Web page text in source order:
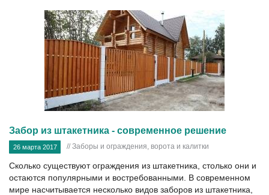
Забор из штакетника - современное решение
26 марта 2017 // Заборы и ограждения, ворота и калитки
Сколько существуют ограждения из штакетника, столько они и
остаются популярными и востребованными. В современном
мире насчитывается несколько видов заборов из штакетника,